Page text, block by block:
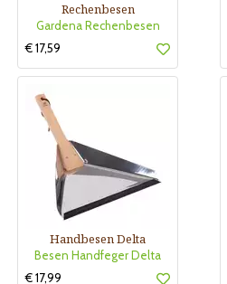
Rechenbesen
Gardena Rechenbesen
€ 17,59
Handbesen Delta
Besen Handfeger Delta
€ 17,99